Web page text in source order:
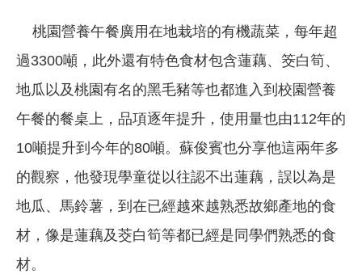
桃園營養午餐廣用在地栽培的有機蔬菜，每年超
過3300噸，此外還有特色食材包含蓮藕、筊白筍、
地瓜以及桃園有名的黑毛豬等也都進入到校園營養
午餐的餐桌上，品項逐年提升，使用量也由112年的
10噸提升到今年的80噸。蘇俊賓也分享他這兩年多
的觀察，他發現學童從以往認不出蓮藕，誤以為是
地瓜、馬鈴薯，到在已經越來越熟悉故鄉產地的食
材，像是蓮藕及茭白筍等都已經是同學們熟悉的食
材。